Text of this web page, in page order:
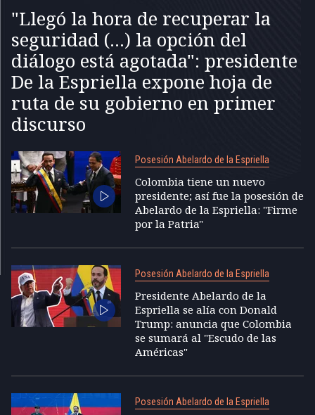
"Llegó la hora de recuperar la
seguridad (...) la opción del
diálogo está agotada": presidente
De la Espriella expone hoja de
ruta de su gobierno en primer
discurso
Posesión Abelardo de la Espriella
Colombia tiene un nuevo
presidente; así fue la posesión de
Abelardo de la Espriella: "Firme
por la Patria"
Posesión Abelardo de la Espriella
Presidente Abelardo de la
Espriella se alía con Donald
Trump: anuncia que Colombia
se sumará al "Escudo de las
Américas"
Posesión Abelardo de la Espriella